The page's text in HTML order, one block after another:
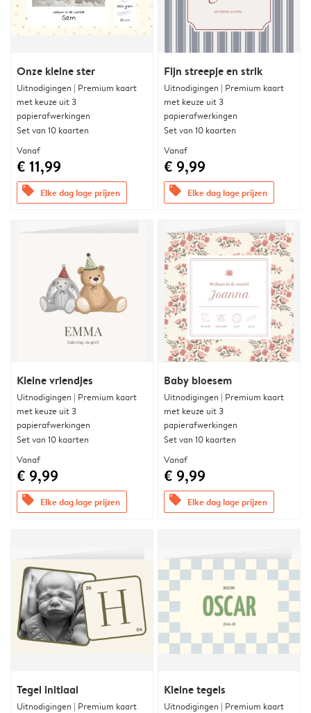
Onze kleine ster
Uitnodigingen | Premium kaart
met keuze uit 3
papierafwerkingen
Set van 10 kaarten
Vanaf
€ 11,99
offers Elke dag lage prijzen
Fijn streepje en strik
Uitnodigingen | Premium kaart
met keuze uit 3
papierafwerkingen
Set van 10 kaarten
Vanaf
€ 9,99
offers Elke dag lage prijzen
Kleine vriendjes
Uitnodigingen | Premium kaart
met keuze uit 3
papierafwerkingen
Set van 10 kaarten
Vanaf
€ 9,99
offers Elke dag lage prijzen
Baby bloesem
Uitnodigingen | Premium kaart
met keuze uit 3
papierafwerkingen
Set van 10 kaarten
Vanaf
€ 9,99
offers Elke dag lage prijzen
Tegel initiaal
Uitnodigingen | Premium kaart
Kleine tegels
Uitnodigingen | Premium kaart